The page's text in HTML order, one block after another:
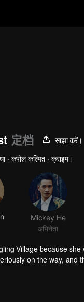
定档
साझा करें।
· कपोल कल्पित · क्राइम।
Mickey He
अभिनेता
Village because
on the way,
seemed to be